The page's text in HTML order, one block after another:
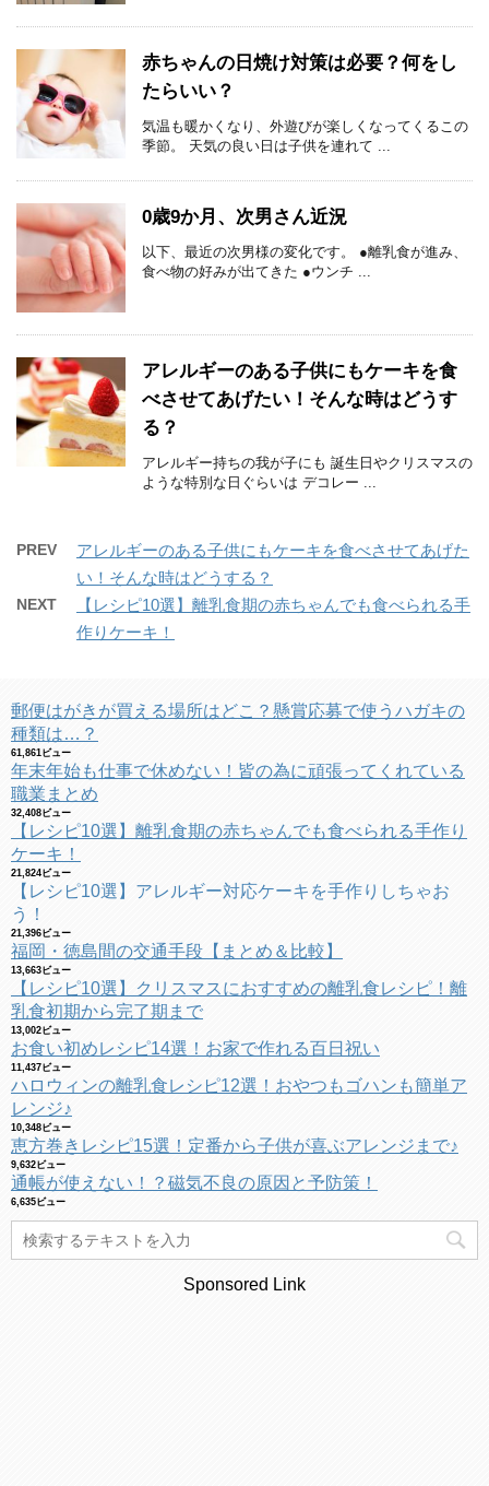
赤ちゃんの日焼け対策は必要？何をし
たらいい？
気温も暖かくなり、外遊びが楽しくなってくるこの
季節。 天気の良い日は子供を連れて ...
0歳9か月、次男さん近況
以下、最近の次男様の変化です。 ●離乳食が進み、
食べ物の好みが出てきた ●ウンチ ...
アレルギーのある子供にもケーキを食
べさせてあげたい！そんな時はどうす
る？
アレルギー持ちの我が子にも 誕生日やクリスマスの
ような特別な日ぐらいは デコレー ...
PREV
アレルギーのある子供にもケーキを食べさせてあげた
い！そんな時はどうする？
NEXT
【レシピ10選】離乳食期の赤ちゃんでも食べられる手
作りケーキ！
郵便はがきが買える場所はどこ？懸賞応募で使うハガキの
種類は…？
61,861ビュー
年末年始も仕事で休めない！皆の為に頑張ってくれている
職業まとめ
32,408ビュー
【レシピ10選】離乳食期の赤ちゃんでも食べられる手作り
ケーキ！
21,824ビュー
【レシピ10選】アレルギー対応ケーキを手作りしちゃお
う！
21,396ビュー
福岡・徳島間の交通手段【まとめ＆比較】
13,663ビュー
【レシピ10選】クリスマスにおすすめの離乳食レシピ！離
乳食初期から完了期まで
13,002ビュー
お食い初めレシピ14選！お家で作れる百日祝い
11,437ビュー
ハロウィンの離乳食レシピ12選！おやつもゴハンも簡単ア
レンジ♪
10,348ビュー
恵方巻きレシピ15選！定番から子供が喜ぶアレンジまで♪
9,632ビュー
通帳が使えない！？磁気不良の原因と予防策！
6,635ビュー
Sponsored Link